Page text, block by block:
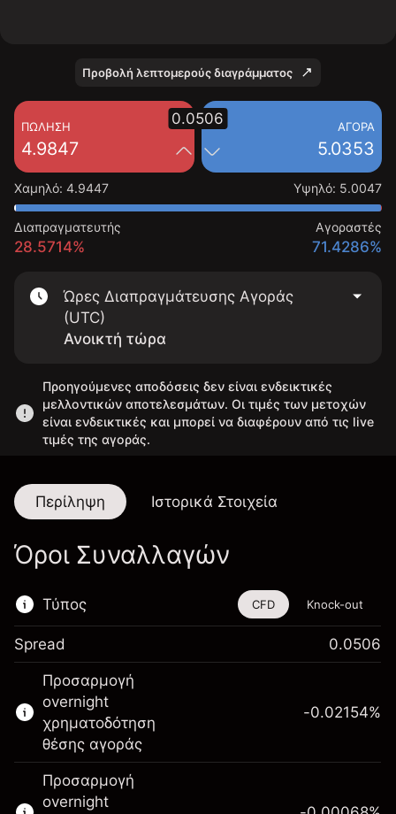
Προβολή λεπτομερούς διαγράμματος
ΠΏΛΗΣΗ
4.9847
ΑΓΟΡΆ
5.0353
0.0506
Χαμηλό: 4.9447 Υψηλό: 5.0047
Διαπραγματευτής
28.5714%
Αγοραστές
71.4286%
Ώρες Διαπραγμάτευσης Αγοράς
(UTC)
Ανοικτή τώρα
Προηγούμενες αποδόσεις δεν είναι ενδεικτικές
μελλοντικών αποτελεσμάτων. Οι τιμές των μετοχών
είναι ενδεικτικές και μπορεί να διαφέρουν από τις live
τιμές της αγοράς.
Περίληψη Ιστορικά Στοιχεία
Όροι Συναλλαγών
Τύπος
Αυτό το χρηματοοικονομικό εργαλείο είναι
διαθέσιμο για διαπραγμάτευση μέσω CFDs
και Knock-outs.
Μάθετε περισσότερα σχετικά με:
CFDs
Knock-outs
CFD Knock-out
Spread 0.0506
Προσαρμογή
overnight
χρηματοδότηση
θέσης αγοράς
-0.02154%
Προσαρμογή
overnight